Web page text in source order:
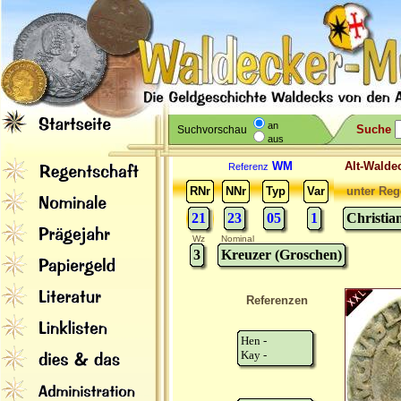
Suchvorschau
an
aus
Suche
Referenz WM
Alt-
RNr
NNr Typ Var
21 23 05 1
unter
Wz Nominal
3 Kreuzer (Groschen)
Referenzen
Hen -
Kay -